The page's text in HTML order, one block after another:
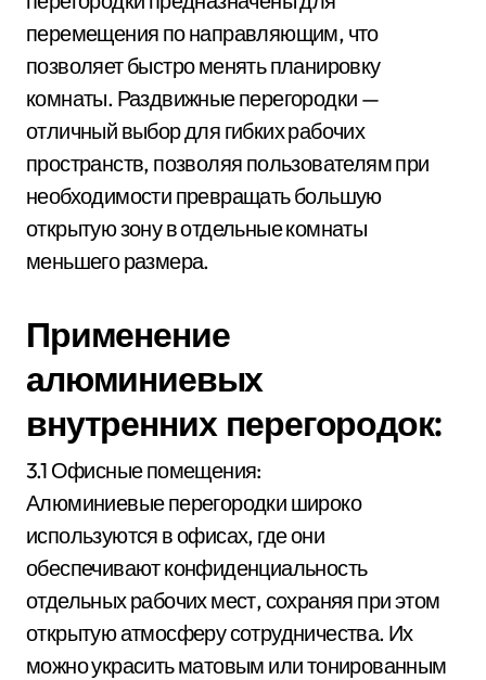
перемещения по направляющим, что
позволяет быстро менять планировку
комнаты. Раздвижные перегородки —
отличный выбор для гибких рабочих
пространств, позволяя пользователям при
необходимости превращать большую
открытую зону в отдельные комнаты
меньшего размера.
Применение
алюминиевых
внутренних перегородок:
3.1 Офисные помещения:
Алюминиевые перегородки широко
используются в офисах, где они
обеспечивают конфиденциальность
отдельных рабочих мест, сохраняя при этом
открытую атмосферу сотрудничества. Их
можно украсить матовым или тонированным